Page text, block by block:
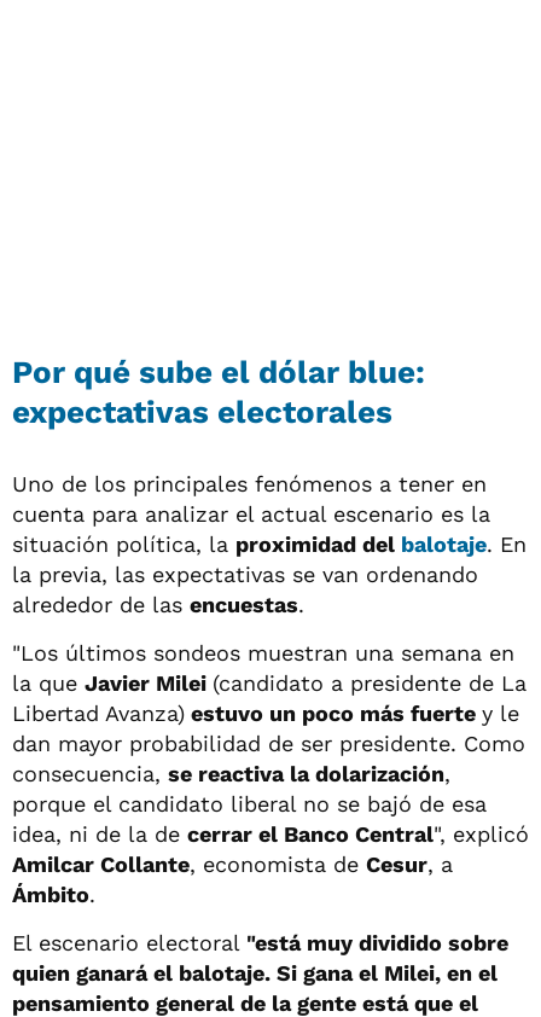
Por qué sube el dólar blue:
expectativas electorales
Uno de los principales fenómenos a tener en
cuenta para analizar el actual escenario es la
situación política, la proximidad del balotaje. En
la previa, las expectativas se van ordenando
alrededor de las encuestas.
"Los últimos sondeos muestran una semana en
la que Javier Milei (candidato a presidente de La
Libertad Avanza) estuvo un poco más fuerte y le
dan mayor probabilidad de ser presidente. Como
consecuencia, se reactiva la dolarización,
porque el candidato liberal no se bajó de esa
idea, ni de la de cerrar el Banco Central", explicó
Amilcar Collante, economista de Cesur, a
Ámbito.
El escenario electoral "está muy dividido sobre
quien ganará el balotaje. Si gana el Milei, en el
pensamiento general de la gente está que el